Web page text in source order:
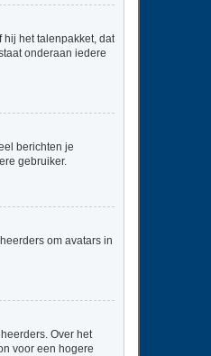
hij het talenpakket, dat
onderaan iedere
berichten je
gebruiker.
om avatars in
Over het
voor een hogere